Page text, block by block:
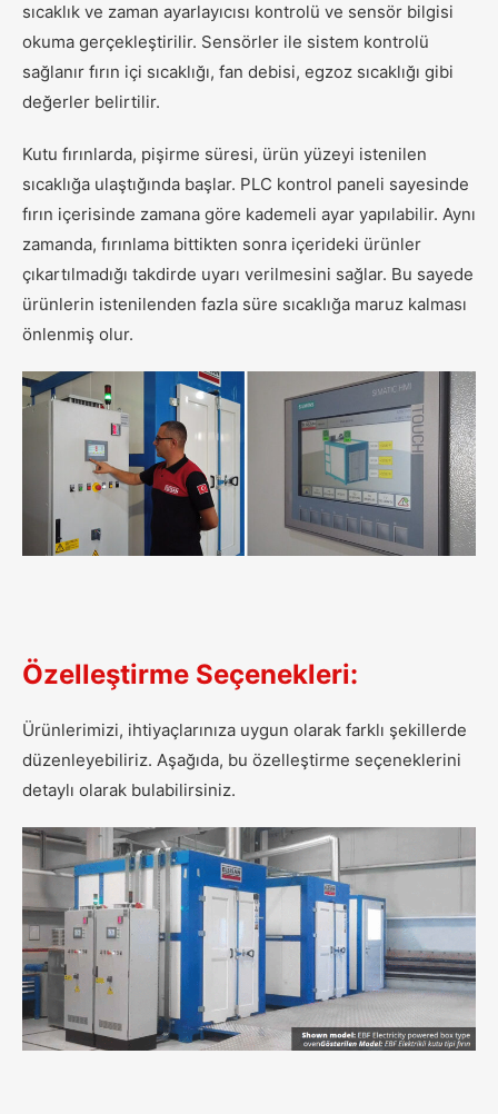
sıcaklık ve zaman ayarlayıcısı kontrolü ve sensör bilgisi
okuma gerçekleştirilir. Sensörler ile sistem kontrolü
sağlanır fırın içi sıcaklığı, fan debisi, egzoz sıcaklığı gibi
değerler belirtilir.
Kutu fırınlarda, pişirme süresi, ürün yüzeyi istenilen
sıcaklığa ulaştığında başlar. PLC kontrol paneli sayesinde
fırın içerisinde zamana göre kademeli ayar yapılabilir. Aynı
zamanda, fırınlama bittikten sonra içerideki ürünler
çıkartılmadığı takdirde uyarı verilmesini sağlar. Bu sayede
ürünlerin istenilenden fazla süre sıcaklığa maruz kalması
önlenmiş olur.
Özelleştirme Seçenekleri:
Ürünlerimizi, ihtiyaçlarınıza uygun olarak farklı şekillerde
düzenleyebiliriz. Aşağıda, bu özelleştirme seçeneklerini
detaylı olarak bulabilirsiniz.